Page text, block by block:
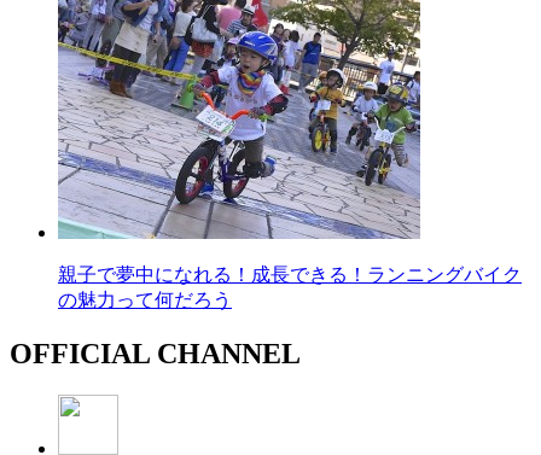
親子で夢中になれる！成長できる！ランニングバイク
の魅力って何だろう
OFFICIAL CHANNEL